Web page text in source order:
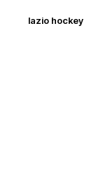
lazio hockey